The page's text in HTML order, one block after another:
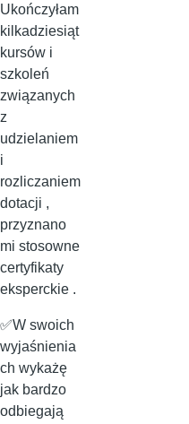
Ukończyłam
kilkadziesiąt
kursów i
szkoleń
związanych
z
udzielaniem
i
rozliczaniem
dotacji ,
przyznano
mi stosowne
certyfikaty
eksperckie .
✅W swoich
wyjaśnienia
ch wykażę
jak bardzo
odbiegają